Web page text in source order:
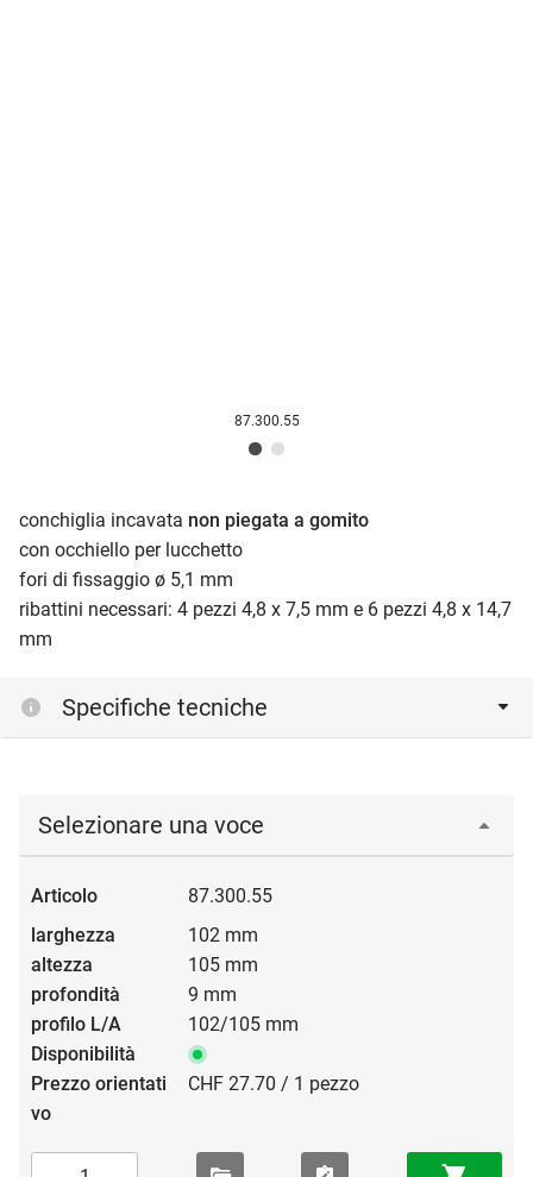
87.300.55
conchiglia incavata non piegata a gomito
con occhiello per lucchetto
fori di fissaggio ø 5,1 mm
ribattini necessari: 4 pezzi 4,8 x 7,5 mm e 6 pezzi 4,8 x 14,7
mm
Specifiche tecniche
Selezionare una voce
87.300.55
102 mm
105 mm
9 mm
102/105 mm
CHF 27.70 / 1 pezzo